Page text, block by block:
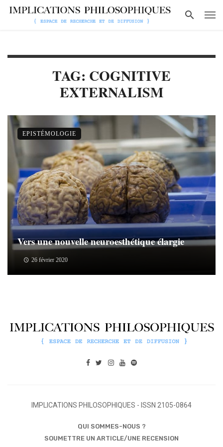
TAG: COGNITIVE
EXTERNALISM
Vers une nouvelle neuroesthétique élargie
26 février 2020
EPISTÉMOLOGIE
IMPLICATIONS PHILOSOPHIQUES - ISSN 2105-0864
QUI SOMMES-NOUS ?
SOUMETTRE UN ARTICLE/UNE RECENSION